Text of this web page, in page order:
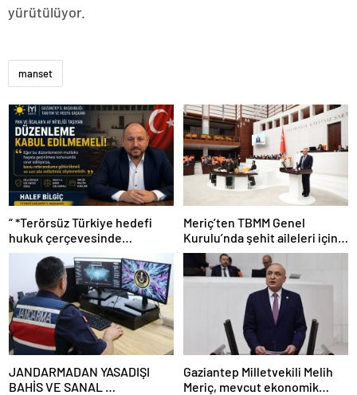
yürütülüyor.
manset
“ *Terörsüz Türkiye hedefi
hukuk çerçevesinde
yürütülmeli”*
Meriç’ten TBMM Genel
Kurulu’nda şehit aileleri için
çağrı
JANDARMADAN YASADIŞI
BAHİS VE SANAL
Gaziantep Milletvekili Melih
Meriç, mevcut ekonomik